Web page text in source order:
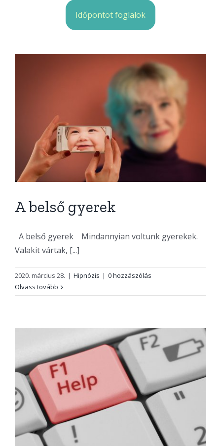
Időpontot foglalok
A belső gyerek
A belső gyerek Mindannyian voltunk gyerekek.
Valakit vártak, [...]
2020. március 28. | Hipnózis | 0 hozzászólás
Olvass tovább